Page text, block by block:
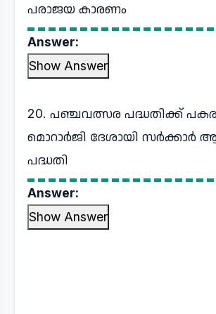
പരാജയ കാരണം
Answer:
Show Answer
20. പഞ്ചവത്സര പദ്ധതിക്ക്
മൊറാർജി ദേശായി സർക്കാർ
പദ്ധതി
Answer:
Show Answer